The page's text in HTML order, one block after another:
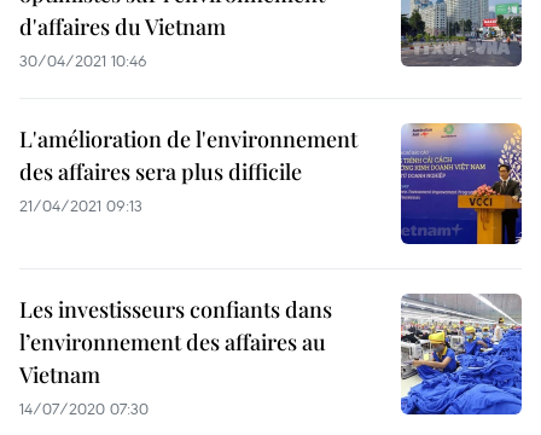
d'affaires du Vietnam
30/04/2021 10:46
L'amélioration de l'environnement
des affaires sera plus difficile
21/04/2021 09:13
Les investisseurs confiants dans
l’environnement des affaires au
Vietnam
14/07/2020 07:30